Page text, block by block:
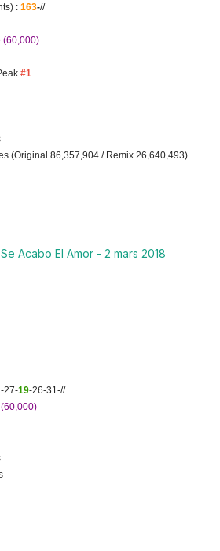
: 163-//
(60,000)
#1
(Original 86,357 ,904 / Remix 26,640,493)
Se Acabo El Amor - 2 mars 2018
27-19-26-31-//